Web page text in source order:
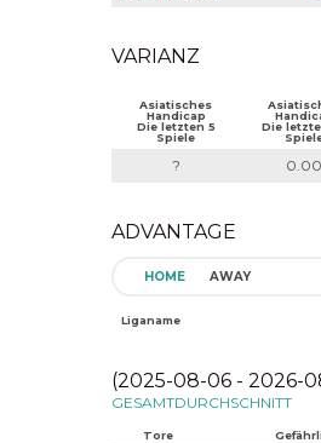
VARIANZ
Asiatisches
Handicap
Die letzten 5
Spiele
Die
? 0.00
ADVANTAGE
HOME AWAY
Liganame
(2025-08-06 - 2026-
GESAMTDURCHSCHNITT
Tore